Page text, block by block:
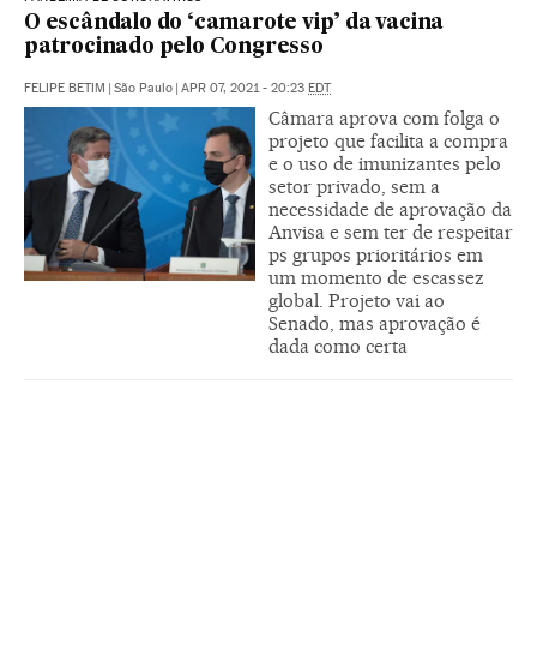
O escândalo do ‘camarote vip’ da vacina
patrocinado pelo Congresso
FELIPE BETIM São Paulo APR 07, 2021 - 20:23 EDT
Câmara aprova com folga o
projeto que facilita a compra
e o uso de imunizantes pelo
setor privado, sem a
necessidade de aprovação da
Anvisa e sem ter de respeitar
ps grupos prioritários em
um momento de escassez
global. Projeto vai ao
Senado, mas aprovação é
dada como certa